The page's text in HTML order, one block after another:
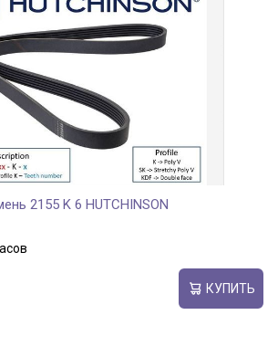
2155 K 6 HUTCHINSON
КУПИТЬ